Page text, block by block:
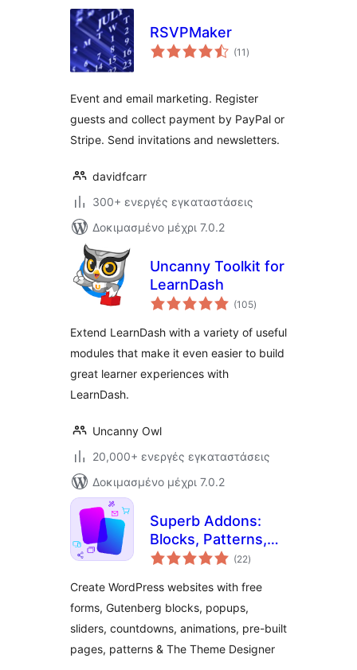
RSVPMaker
(11 αξιολογήσεις
σύνολο
)
Event and email marketing. Register
guests and collect payment by PayPal or
Stripe. Send invitations and newsletters.
davidfcarr
300+ ενεργές εγκαταστάσεις
Δοκιμασμένο μέχρι 7.0.2
Uncanny Toolkit for
LearnDash
(105αξιολογήσεις
σύνολο
)
Extend LearnDash with a variety of useful
modules that make it even easier to build
great learner experiences with
LearnDash.
Uncanny Owl
20,000+ ενεργές εγκαταστάσεις
Δοκιμασμένο μέχρι 7.0.2
Superb Addons:
Blocks, Patterns,
Pre-built Pages,
Free Forms,
Animations & More
(22αξιολογήσεις
σύνολο
)
Create WordPress websites with free
forms, Gutenberg blocks, popups,
sliders, countdowns, animations, pre-built
pages, patterns & The Theme Designer